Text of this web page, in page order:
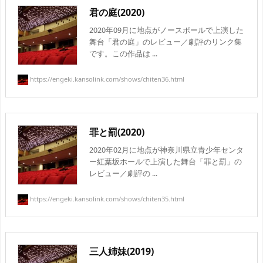
君の庭(2020)
2020年09月に地点がノースポールで上演した
舞台「君の庭」のレビュー／劇評のリンク集
です。この作品は ...
https://engeki.kansolink.com/shows/chiten36.html
罪と罰(2020)
2020年02月に地点が神奈川県立青少年センタ
ー紅葉坂ホールで上演した舞台「罪と罰」の
レビュー／劇評の ...
https://engeki.kansolink.com/shows/chiten35.html
三人姉妹(2019)